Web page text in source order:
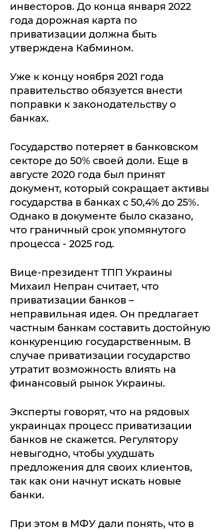
инвесторов. До конца января 2022
года дорожная карта по
приватизации должна быть
утверждена Кабмином.
Уже к концу ноября 2021 года
правительство обязуется внести
поправки к законодательству о
банках.
Государство потеряет в банковском
секторе до 50% своей доли. Еще в
августе 2020 года был принят
документ, который сокращает активы
государства в банках с 50,4% до 25%.
Однако в документе было сказано,
что граничный срок упомянутого
процесса - 2025 год.
Вице-президент ТПП Украины
Михаил Непран считает, что
приватизации банков –
неправильная идея. Он предлагает
частным банкам составить достойную
конкуренцию государственным. В
случае приватизации государство
утратит возможность влиять на
финансовый рынок Украины.
Эксперты говорят, что на рядовых
украинцах процесс приватизации
банков не скажется. Регулятору
невыгодно, чтобы ухудшать
предложения для своих клиентов,
так как они начнут искать новые
банки.
При этом в МФУ дали понять, что в